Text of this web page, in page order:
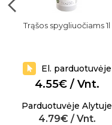
Trąšos spygliuočiams 1l
El. parduotuvėje
4.55€ / Vnt.
Parduotuvėje Alytuje
4.79€ / Vnt.